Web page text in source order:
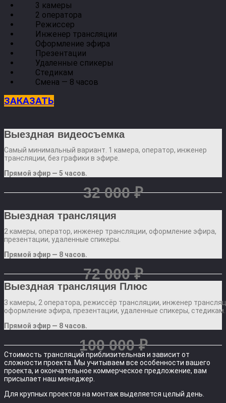
3 камеры
2 оператора
Режиссер
Инженер трансляции
Оформление эфира
Презентации
Удаленные спикеры
Стедикам
Смена — 8 часов
ЗАКАЗАТЬ
Выездная видеосъемка
Самый минимальный вариант. 1 камера, оператор, инженер
трансляции, без графики в эфире.
Прямой эфир — 5 часов.
32 000 ₽
Выездная трансляция
2 камеры, оператор, инженер трансляции, оформление эфира,
презентации, удаленные спикеры.
Прямой эфир — 8 часов.
72 000 ₽
Выездная трансляция Плюс
3 камеры, 2 оператора, режиссёр трансляции, инженер
оформление эфира, презентации, удаленные спикеры, стедикам.
Прямой эфир — 8 часов.
100 000 ₽
Стоимость трансляций приблизительная и зависит от
сложности проекта. Мы учитываем все особенности вашего
проекта, и окончательное коммерческое предложение, вам
присылает наш менеджер.
Для крупных проектов на монтаж выделяется целый день.